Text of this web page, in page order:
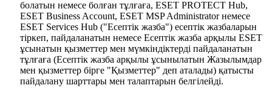
болатын немесе болған тұлғаға, ESET PROTECT Hub,
ESET Business Account, ESET MSP Administrator немесе
ESET Services Hub ("Есептік жазба") есептік жазбаларын
тіркеп, пайдаланатын немесе Есептік жазба арқылы ESET
ұсынатын қызметтер мен мүмкіндіктерді пайдаланатын
тұлғаға (Есептік жазба арқылы ұсынылатын Жазылымдар
мен қызметтер бірге "Қызметтер" деп аталады) қатысты
пайдалану шарттары мен талаптарын белгілейді.